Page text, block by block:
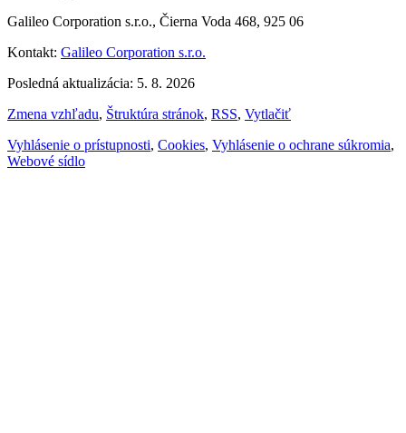
Galileo Corporation s.r.o., Čierna Voda 468, 925 06
Kontakt: Galileo Corporation s.r.o.
Posledná aktualizácia: 5. 8. 2026
Zmena vzhľadu, Štruktúra stránok, RSS, Vytlačiť
Vyhlásenie o prístupnosti, Cookies, Vyhlásenie o ochrane súkromia,
Webové sídlo